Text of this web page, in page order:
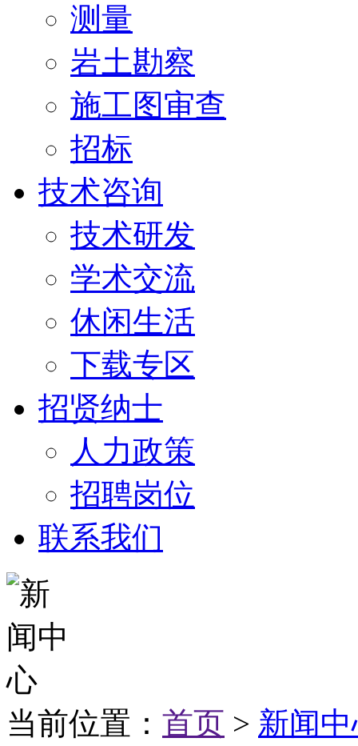
测量
岩土勘察
施工图审查
招标
技术咨询
技术研发
学术交流
休闲生活
下载专区
招贤纳士
人力政策
招聘岗位
联系我们
当前位置： 首页 > 新闻